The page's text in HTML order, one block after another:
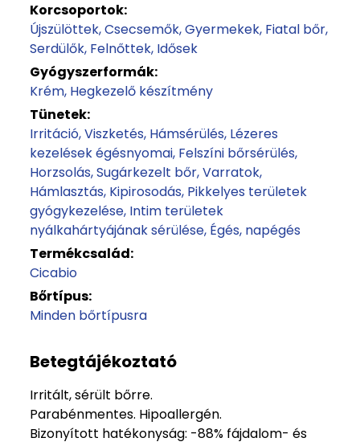
Korcsoportok:
Újszülöttek Csecsemők Gyermekek Fiatal bőr
Serdülők Felnőttek Idősek
Gyógyszerformák:
Krém Hegkezelő készítmény
Tünetek:
Irritáció Viszketés Hámsérülés Lézeres
kezelések égésnyomai Felszíni bőrsérülés
Horzsolás Sugárkezelt bőr Varratok
Hámlasztás Kipirosodás Pikkelyes területek
gyógykezelése Intim területek
nyálkahártyájának sérülése Égés, napégés
Termékcsalád:
Cicabio
Bőrtípus:
Minden bőrtípusra
Betegtájékoztató
Irritált, sérült bőrre.
Parabénmentes. Hipoallergén.
Bizonyított hatékonyság: -88% fájdalom- és